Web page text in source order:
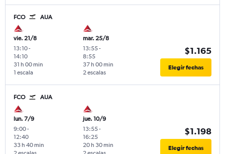
FCO AUA
vie. 21/8
13:10-
14:10
1 escala
31 h 00 min
mar. 25/8
13:55-
8:55
2 escalas
37 h 00 min
$1.165
Elegir fechas
FCO AUA
lun. 7/9
9:00-
12:40
33 h 40 min
jue. 10/9
13:55-
16:25
20 h 30 min
$1.198
Elegir fechas